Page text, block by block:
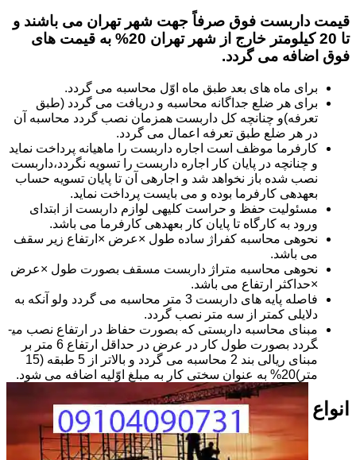
قیمت داربست فوق صرفاً جهت شهر تهران می باشند و
تا 20 کیلومتر خارج از شهر تهران 20% به قیمت های
فوق اضافه می گردد.
برای ماه های بعد طبق ماه اوّل محاسبه می گردد.
برای هر ضلع جداگانه محاسبه و دریافت می گردد (طبق
تعرفه)و چنانچه کل داربست همزمان نصب گردد محاسبه آن
در هر ضلع طبق تعرفه اعمال می گردد.
کارفرما موظف است اجاره داربست را ماهیانه پرداخت نماید
و چنانچه در پایان کار اجاره داربست را تسویه نگردد،داربست
نصب شده باز نخواهد شد و اجاره­ی آن تا پایان تسویه حساب
بعهده­ی کارفرما بوده و می بایست پرداخت نماید.
مسئولیت حفظ و حراست کلیه­ی لوازم داربست از ابتدای
ورود به کارگاه تا پایان کار بعهده­ی کارفرما می باشد.
نحوه­ی محاسبه کفراژ ساده طول ×عرض ×ارتفاع زیر سقف
می باشد.
نحوه­ی محاسبه متراژ داربست مسقف بصورت طول ×عرض
×حداکثر ارتفاع می باشد.
فاصله پایه های داربست 3 متر محاسبه می گردد ولو آنکه به
دلایلی کمتر از سه متر نصب گردد.
مبنای محاسبه داربستی که بصورت حفاظ در ارتفاع نصب می­
گردد بصورت طول کار در عرض در حداقل ارتفاع 6 متر بر
مبنای ریالی بند 2 محاسبه می گردد و بالاتر از 5 طبقه (15
متر)20% به عنوان سختی کار به مبلغ اوّلیه اضافه می شود.
انواع